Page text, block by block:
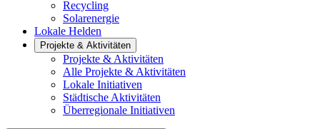
Recycling
Solarenergie
Lokale Helden
Projekte & Aktivitäten
Projekte & Aktivitäten
Alle Projekte & Aktivitäten
Lokale Initiativen
Städtische Aktivitäten
Überregionale Initiativen